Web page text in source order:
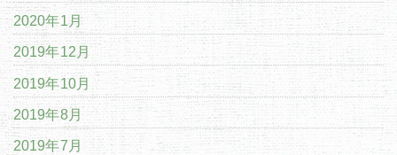
2020年1月
2019年12月
2019年10月
2019年8月
2019年7月